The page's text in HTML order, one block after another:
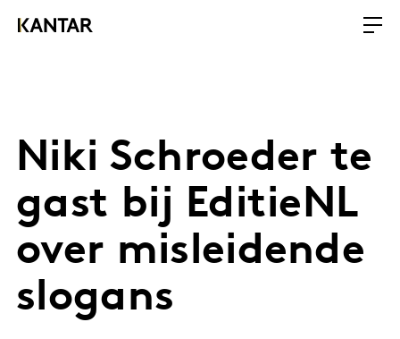
Niki Schroeder te
gast bij EditieNL
over misleidende
slogans